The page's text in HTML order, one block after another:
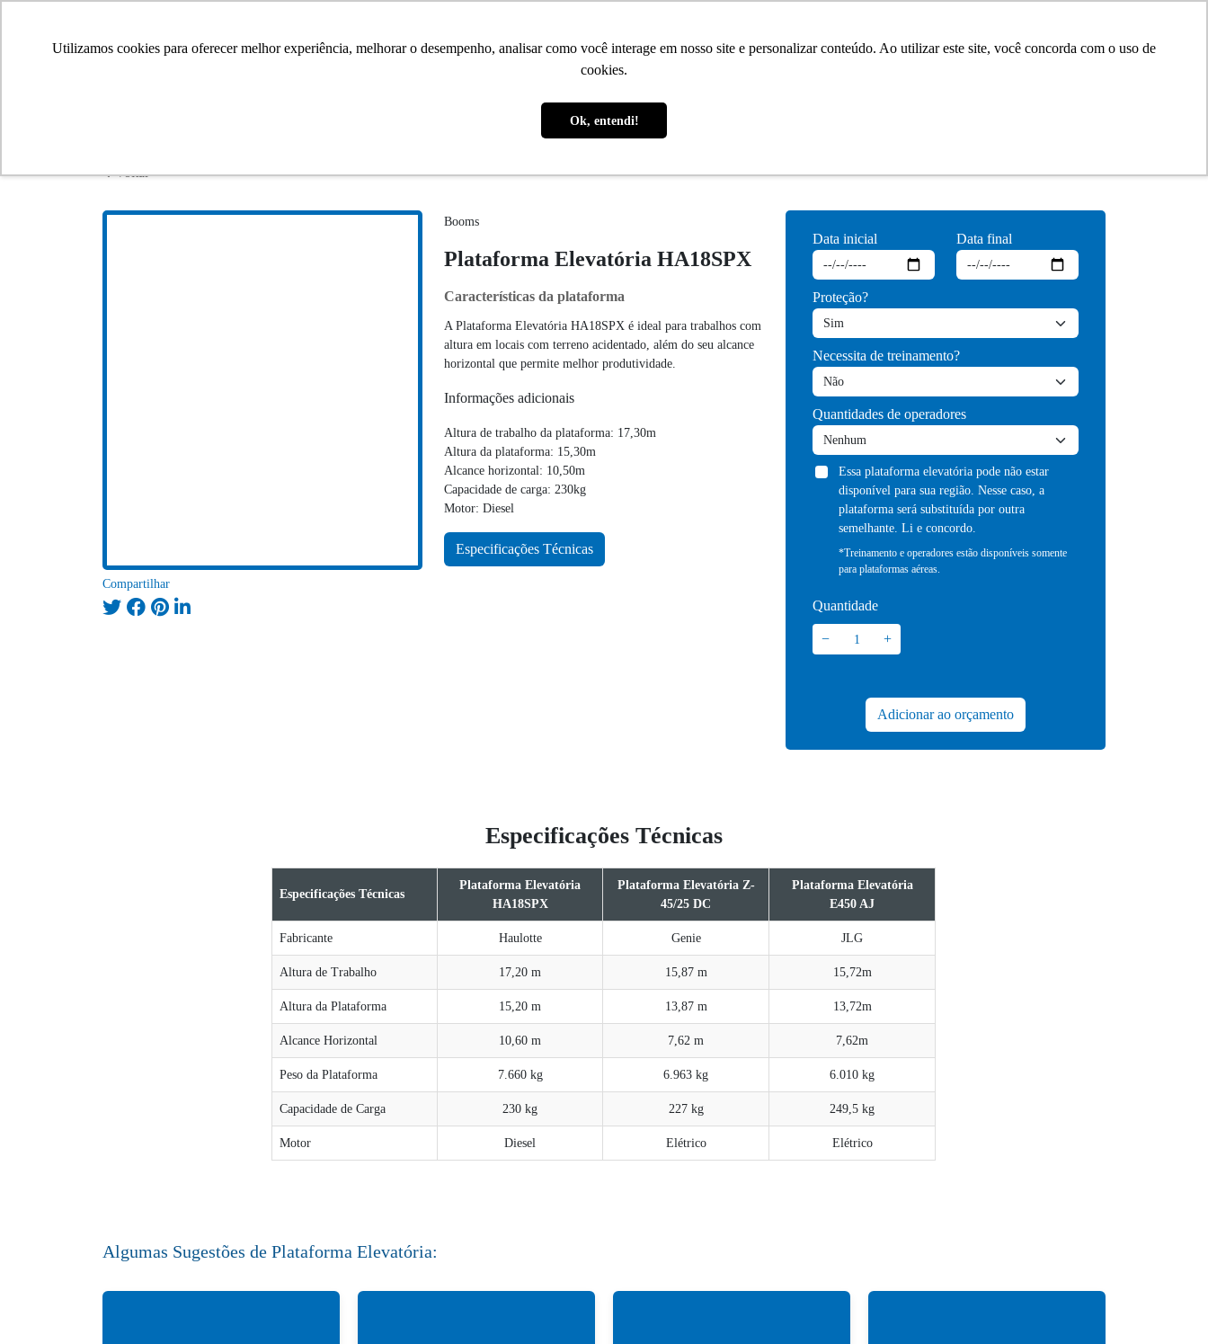
Utilizamos cookies para oferecer melhor experiência, melhorar o desempenho, analisar como você interage em nosso site e personalizar conteúdo. Ao utilizar este site, você concorda com o uso de
cookies.
Ok, entendi!
0
Voltar
Compartilhar
Booms
Plataforma Elevatória HA18SPX
Características da plataforma
A Plataforma Elevatória HA18SPX é ideal para trabalhos com
altura em locais com terreno acidentado, além do seu alcance
horizontal que permite melhor produtividade.
Informações adicionais
Altura de trabalho da plataforma: 17,30m
Altura da plataforma: 15,30m
Alcance horizontal: 10,50m
Capacidade de carga: 230kg
Motor: Diesel
Especificações Técnicas
Data inicial Data final
Proteção?
Necessita de treinamento?
Quantidades de operadores
Essa plataforma elevatória pode não estar
disponível para sua região. Nesse caso, a
plataforma será substituída por outra
semelhante. Li e concordo.
*Treinamento e operadores estão disponíveis somente
para plataformas aéreas.
Quantidade
− +
Adicionar ao orçamento
Especificações Técnicas
Especificações Técnicas
Plataforma Elevatória
HA18SPX
Plataforma Elevatória Z-
45/25 DC
Plataforma Elevatória
E450 AJ
Fabricante Haulotte Genie JLG
Altura de Trabalho 17,20 m 15,87 m 15,72m
Altura da Plataforma 15,20 m 13,87 m 13,72m
Alcance Horizontal 10,60 m 7,62 m 7,62m
Peso da Plataforma 7.660 kg 6.963 kg 6.010 kg
Capacidade de Carga 230 kg 227 kg 249,5 kg
Motor Diesel Elétrico Elétrico
Algumas Sugestões de Plataforma Elevatória: